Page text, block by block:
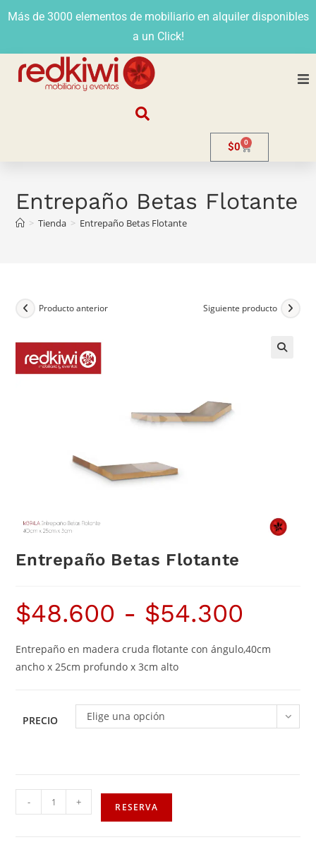
Más de 3000 elementos de mobiliario en alquiler disponibles
a un Click!
Venta
Contacto
$0 0
Entrepaño Betas Flotante
> Tienda > Entrepaño Betas Flotante
Producto anterior Siguiente producto
Entrepaño Betas Flotante
$48.600 - $54.300
Entrepaño en madera cruda flotante con ángulo,40cm
ancho x 25cm profundo x 3cm alto
PRECIO Elige una opción
- + RESERVA